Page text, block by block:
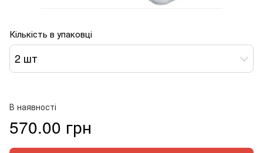
Кількість в упаковці
2 шт
В наявності
570.00 грн